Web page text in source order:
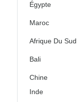
Égypte
Maroc
Afrique Du Sud
Bali
Chine
Inde